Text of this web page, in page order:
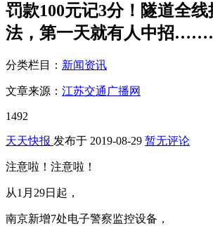
罚款100元记3分！隧道全
法，第一天就有人中招
分类栏目： 新闻资讯
文章来源： 江苏交通广播网
1492
天天快报 发布于 2019-08-29 暂无评论
注意啦！注意啦！
从1月29日起，
南京新增7处电子警察监控设备，